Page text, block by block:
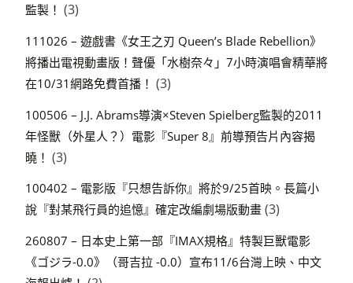
監製！ (3)
111026 – 遊戲書《女王之刃 Queen’s Blade Rebellion》
將播出電視動畫版！聲優「水樹奈々」7小時演唱會精華將
在10/31網路免費首播！ (3)
100506 – J.J. Abrams導演×Steven Spielberg監製的2011
年怪獸（外星人？）電影『Super 8』前導預告片內容揭
曉！ (3)
100402 – 電影版『只想告訴你』將於9/25首映。長篇小
說『對某飛行員的追憶』確定改編劇場版動畫 (3)
260807 – 日本史上第一部『IMAX規格』特製巨獸電影
《ゴジラ-0.0》（哥吉拉 -0.0）宣布11/6台灣上映、中文